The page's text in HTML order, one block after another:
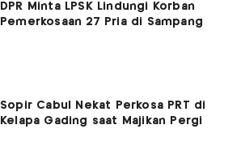
DPR Minta LPSK Lindungi Korban
Pemerkosaan 27 Pria di Sampang
Sopir Cabul Nekat Perkosa PRT di
Kelapa Gading saat Majikan Pergi